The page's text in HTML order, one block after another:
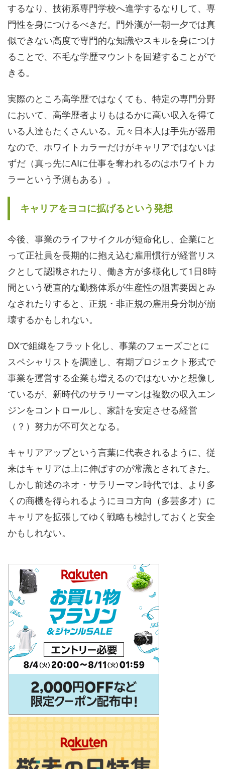
するなり、技術系専門学校へ進学するなりして、専
門性を身につけるべきだ。門外漢が一朝一夕では真
似できない高度で専門的な知識やスキルを身につけ
ることで、不毛な学歴マウントを回避することがで
きる。
実際のところ高学歴ではなくても、特定の専門分野
において、高学歴者よりもはるかに高い収入を得て
いる人達もたくさんいる。元々日本人は手先が器用
なので、ホワイトカラーだけがキャリアではないは
ずだ（真っ先にAIに仕事を奪われるのはホワイトカ
ラーという予測もある）。
キャリアをヨコに拡げるという発想
今後、事業のライフサイクルが短命化し、企業にと
って正社員を長期的に抱え込む雇用慣行が経営リス
クとして認識されたり、働き方が多様化して1日8時
間という硬直的な勤務体系が生産性の阻害要因とみ
なされたりすると、正規・非正規の雇用身分制が崩
壊するかもしれない。
DXで組織をフラット化し、事業のフェーズごとに
スペシャリストを調達し、有期プロジェクト形式で
事業を運営する企業も増えるのではないかと想像し
ているが、新時代のサラリーマンは複数の収入エン
ジンをコントロールし、家計を安定させる経営
（？）努力が不可欠となる。
キャリアアップという言葉に代表されるように、従
来はキャリアは上に伸ばすのが常識とされてきた。
しかし前述のネオ・サラリーマン時代では、より多
くの商機を得られるようにヨコ方向（多芸多才）に
キャリアを拡張してゆく戦略も検討しておくと安全
かもしれない。